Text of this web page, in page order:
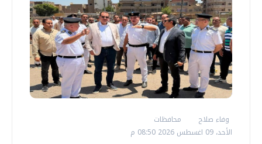
وفاء صلاح
محافظات
الأحد، 09 اغسطس 2026 08:50 م